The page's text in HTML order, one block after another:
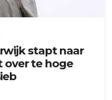
stapt naar
over te hoge